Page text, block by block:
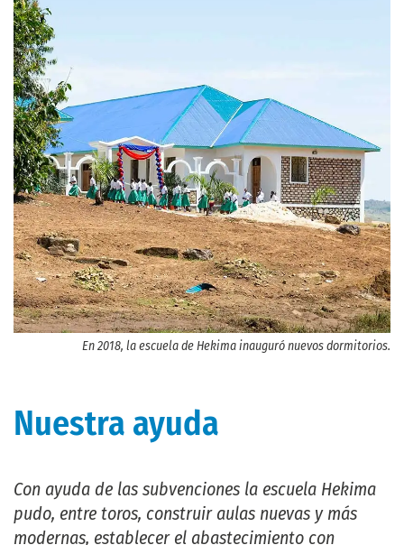
En 2018, la escuela de Hekima inauguró nuevos dormitorios.
Nuestra ayuda
Con ayuda de las subvenciones la escuela Hekima
pudo, entre toros, construir aulas nuevas y más
modernas, establecer el abastecimiento con